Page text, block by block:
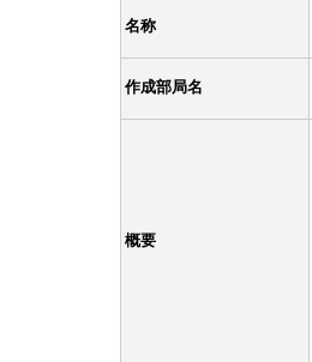
名称
作成部局名
概要